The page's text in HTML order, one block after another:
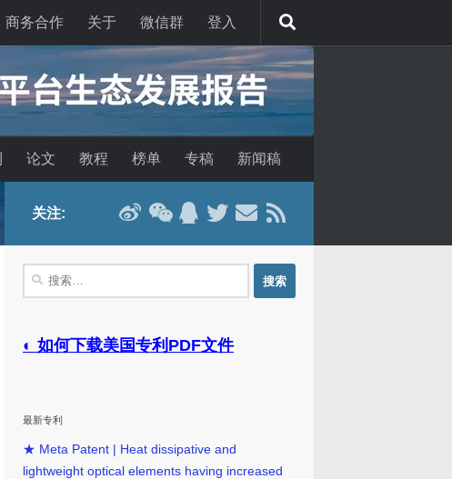
商务合作 关于 微信群 登入
论文 教程 榜单 专稿 新闻稿
关注:
搜
索：
◐ 如何下载美国专利PDF文件
最新专利
★ Meta Patent | Heat dissipative and
lightweight optical elements having increased